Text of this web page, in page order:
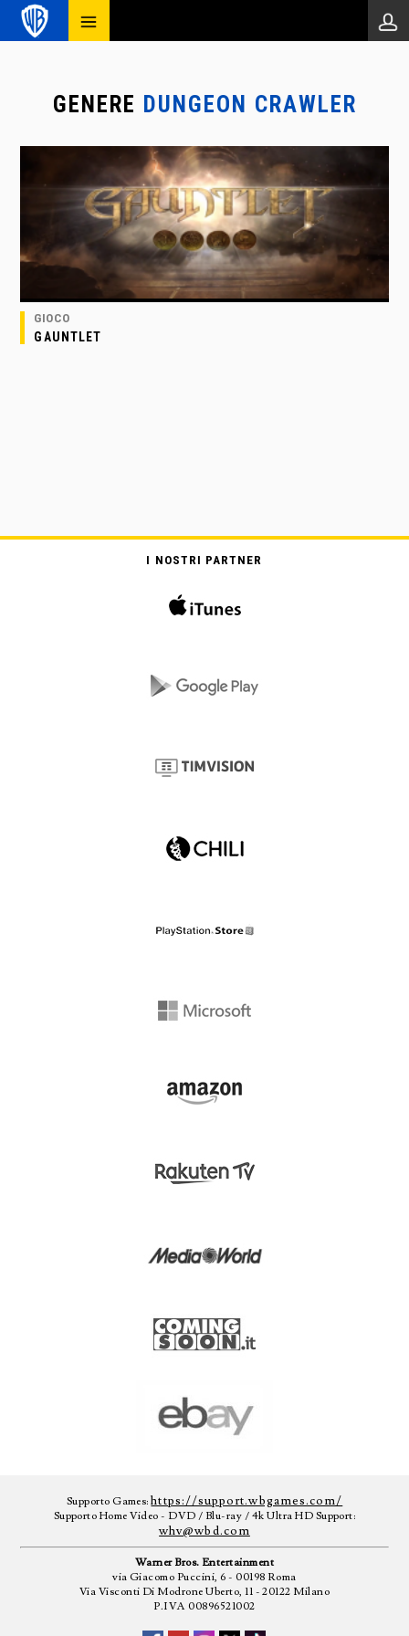
GENERE DUNGEON CRAWLER
GIOCO
GAUNTLET
I NOSTRI PARTNER
Supporto Games:https://support.wbgames.com/
Supporto Home Video - DVD / Blu-ray / 4k Ultra HD Support:
whv@wbd.com
Warner Bros. Entertainment
via Giacomo Puccini, 6 - 00198 Roma
Via Visconti Di Modrone Uberto, 11 - 20122 Milano
P.IVA 00896521002